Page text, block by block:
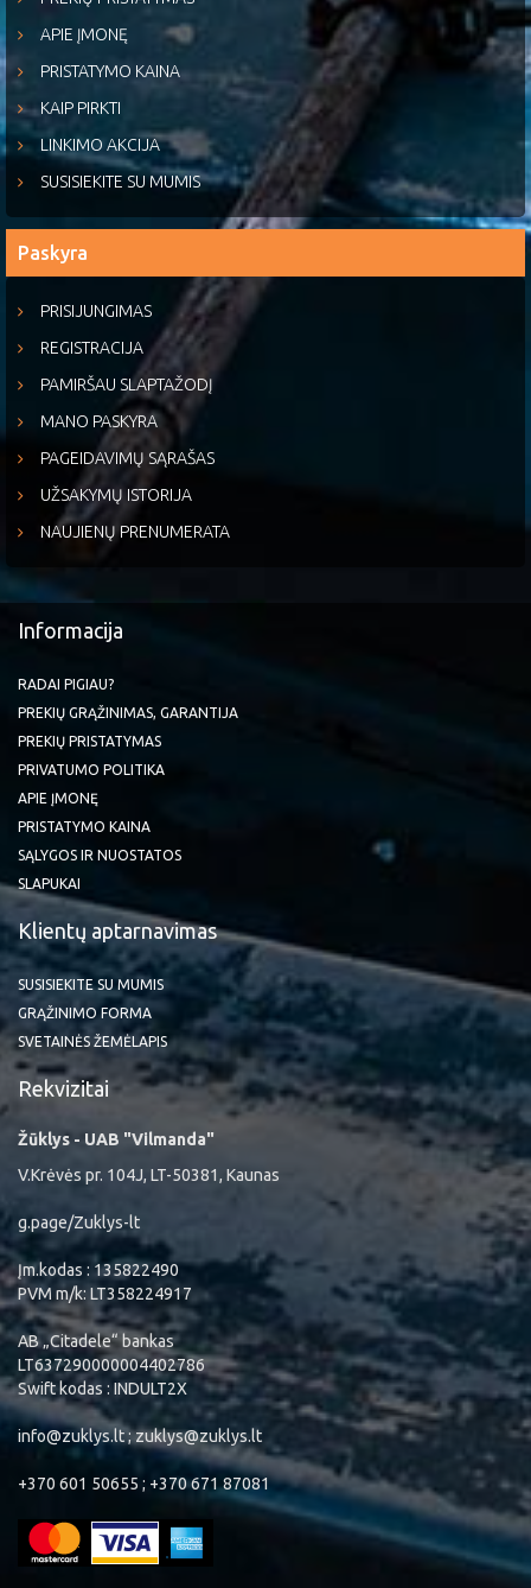
APIE ĮMONĘ
PRISTATYMO KAINA
KAIP PIRKTI
LINKIMO AKCIJA
SUSISIEKITE SU MUMIS
Paskyra
PRISIJUNGIMAS
REGISTRACIJA
PAMIRŠAU SLAPTAŽODĮ
MANO PASKYRA
PAGEIDAVIMŲ SĄRAŠAS
UŽSAKYMŲ ISTORIJA
NAUJIENŲ PRENUMERATA
Informacija
RADAI PIGIAU?
PREKIŲ GRĄŽINIMAS, GARANTIJA
PREKIŲ PRISTATYMAS
PRIVATUMO POLITIKA
APIE ĮMONĘ
PRISTATYMO KAINA
SĄLYGOS IR NUOSTATOS
SLAPUKAI
Klientų aptarnavimas
SUSISIEKITE SU MUMIS
GRĄŽINIMO FORMA
SVETAINĖS ŽEMĖLAPIS
Rekvizitai
Žūklys - UAB "Vilmanda"
V.Krėvės pr. 104J, LT-50381, Kaunas
g.page/Zuklys-lt
Įm.kodas : 135822490
PVM m/k: LT358224917
AB „Citadele“ bankas
LT637290000004402786
Swift kodas : INDULT2X
info@zuklys.lt ; zuklys@zuklys.lt
+370 601 50655 ; +370 671 87081